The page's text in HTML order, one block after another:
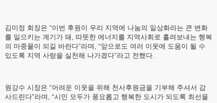
김미정 회장은 “이번 후원이 우리 지역에 나눔의 일상화라는 큰 변화
를 일으키는 계기가 돼, 따뜻한 에너지를 지역사회로 흘려보내는 행복
의 마중물이 되길 바란다”라며, “앞으로도 여러 이웃에 도움이 될 수
있도록 지역 사랑을 실천해 나가겠다”라고 전했다.
원강수 시장은 “어려운 이웃을 위해 천사후원금을 기부해 주셔서 감
사드린다”라며, “시민 모두가 풍요롭고 행복한 도시가 되도록 최선을